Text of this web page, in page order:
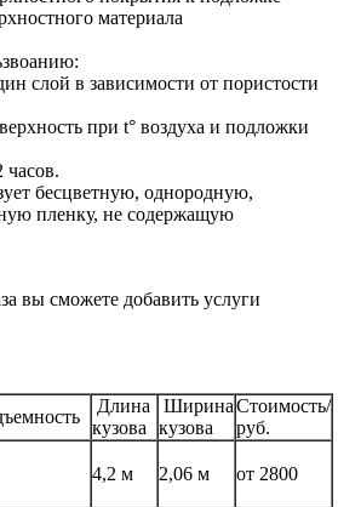
материала
слой в зависимости от пористости
при t° воздуха и подложки
часов.
бесцветную, однородную,
пленку, не содержащую
вы сможете добавить услуги
Длина
кузова
Ширина
кузова
Стоимость/
руб.
4,2 м 2,06 м от 2800